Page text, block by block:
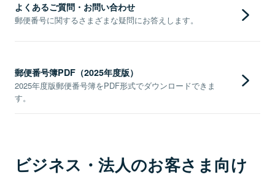
よくあるご質問・お問い合わせ
郵便番号に関するさまざまな疑問にお答えします。
郵便番号簿PDF（2025年度版）
2025年度版郵便番号簿をPDF形式でダウンロードできま
す。
ビジネス・法人のお客さま向け